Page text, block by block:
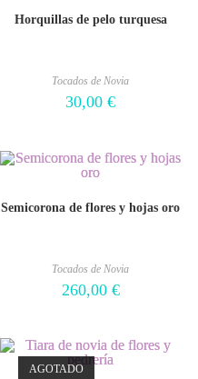
Horquillas de pelo turquesa
Tocados de Novia
30,00€
Semicorona de flores y hojas oro
Tocados de Novia
260,00 €
AGOTADO